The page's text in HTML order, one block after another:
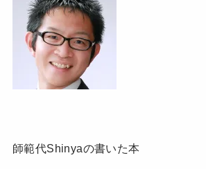
師範代Shinyaの書いた本